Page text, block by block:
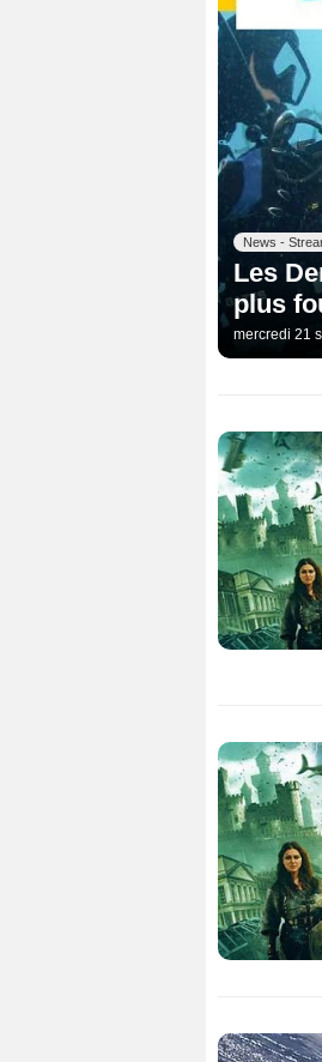
News -
Les
plus
mercredi 21